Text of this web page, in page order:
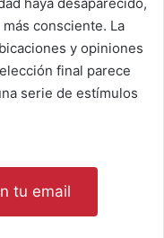
consciente. La
y opiniones
final parece
serie de estímulos
tu email